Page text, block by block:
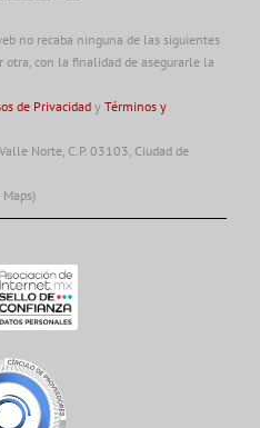
no recaba ninguna de las siguientes
otra, con la finalidad de asegurarle la
de Privacidad y Términos y
Norte, C.P. 03103, Ciudad de